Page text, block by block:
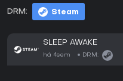
DRM: Steam
SLEEP AWAKE
há 4sem DRM: